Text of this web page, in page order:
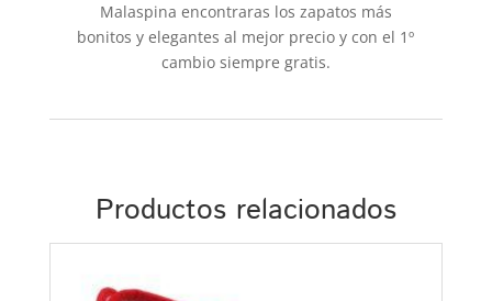
Malaspina encontraras los zapatos más
bonitos y elegantes al mejor precio y con el 1º
cambio siempre gratis.
Productos relacionados